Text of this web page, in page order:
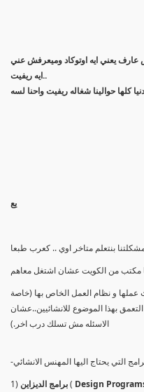
عارف يعني ايه اوتوكاد وميعرفش عني
ايه ريفيت..
يع
عملها و نظام العمل الخاص بها (خاصة
بهذا الموضوع للانشائيين..عشان
الاسئله مش تسلك درب اخر.)
1) برامج الديزاين( Design